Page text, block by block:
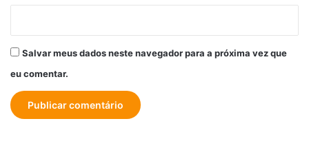
Salvar meus dados neste navegador para a próxima vez que
eu comentar.